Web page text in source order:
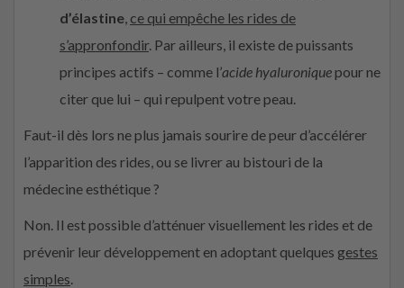
d’élastine, ce qui empêche les rides de
s’appronfondir. Par ailleurs, il existe de puissants
principes actifs – comme l’acide hyaluroniquepour ne
citer que lui – qui repulpent votre peau.
Faut-il dès lors ne plus jamais sourire de peur d’accélérer
l’apparition des rides, ou se livrer au bistouri de la
médecine esthétique ?
Non. Il est possible d’atténuer visuellement les rides et de
prévenir leur développement en adoptant quelques gestes
simples.